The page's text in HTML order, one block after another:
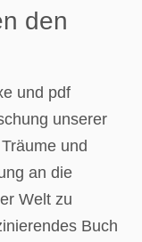
den
und pdf
unserer
und
an die
Welt zu
Buch